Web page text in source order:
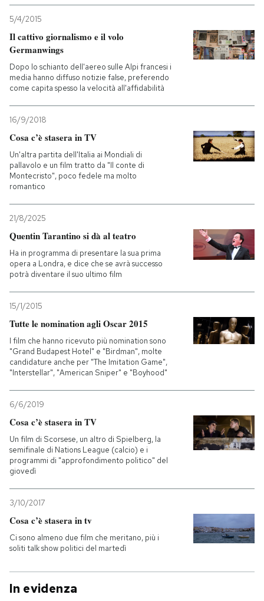
5/4/2015
Il cattivo giornalismo e il volo
Germanwings
Dopo lo schianto dell'aereo sulle Alpi francesi i
media hanno diffuso notizie false, preferendo
come capita spesso la velocità all'affidabilità
16/9/2018
Cosa c’è stasera in TV
Un'altra partita dell'Italia ai Mondiali di
pallavolo e un film tratto da "Il conte di
Montecristo", poco fedele ma molto
romantico
21/8/2025
Quentin Tarantino si dà al teatro
Ha in programma di presentare la sua prima
opera a Londra, e dice che se avrà successo
potrà diventare il suo ultimo film
15/1/2015
Tutte le nomination agli Oscar 2015
I film che hanno ricevuto più nomination sono
"Grand Budapest Hotel" e "Birdman", molte
candidature anche per "The Imitation Game",
"Interstellar", "American Sniper" e "Boyhood"
6/6/2019
Cosa c’è stasera in TV
Un film di Scorsese, un altro di Spielberg, la
semifinale di Nations League (calcio) e i
programmi di "approfondimento politico" del
giovedì
3/10/2017
Cosa c’è stasera in tv
Ci sono almeno due film che meritano, più i
soliti talk show politici del martedì
In evidenza